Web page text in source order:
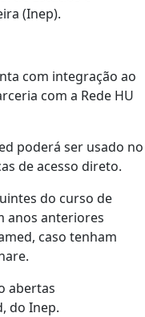
(Inep).
com integração ao
com a Rede HU
poderá ser usado no
de acesso direto.
do curso de
anos anteriores
caso tenham
abertas
do Inep.